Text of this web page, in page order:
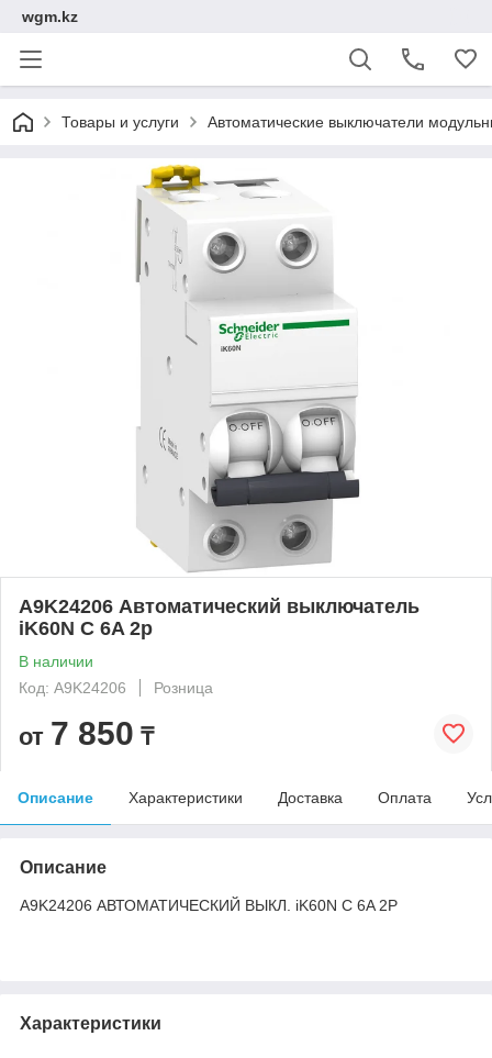
wgm.kz
Товары и услуги Автоматические выключатели
A9K24206 Автоматический выключатель
iK60N C 6A 2p
В наличии
Код: A9K24206
Розница
от 7 850 ₸
Описание Характеристики Доставка Оплата
Описание
A9K24206 АВТОМАТИЧЕСКИЙ ВЫКЛ. iK60N C 6A 2P
Характеристики